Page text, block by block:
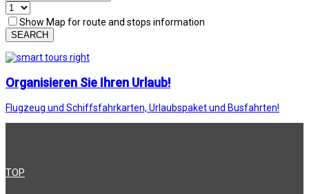
Show Map for route and stops information
SEARCH
Organisieren Sie Ihren Urlaub!
Flugzeug und Schiffsfahrkarten, Urlaubspaket und Busfahrten!
TOP